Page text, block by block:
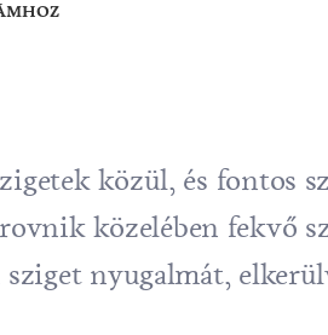
közül, és fontos
közelében fekvő
nyugalmát,